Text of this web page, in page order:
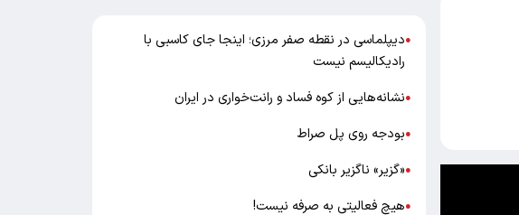
●دیپلماسی در نقطه صفر مرزی؛ اینجا جای کاسبی با
رادیکالیسم نیست
●نشانه‌هایی از کوه فساد و رانت‌خواری در ایران
●بودجه روی پل صراط
●«گزیر» ناگزیر بانکی
●هیچ فعالیتی به صرفه نیست!